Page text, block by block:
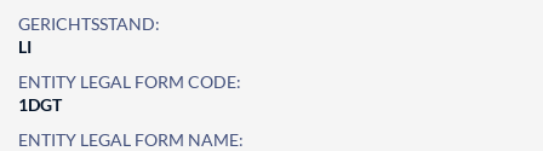
GERICHTSSTAND:
LI
ENTITY LEGAL FORM CODE:
1DGT
ENTITY LEGAL FORM NAME: